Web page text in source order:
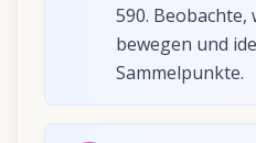
590. Beobachte,
bewegen und
Sammelpunkte.